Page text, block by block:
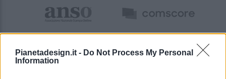
Pianetadesign.it - Do Not Process My Personal
Information